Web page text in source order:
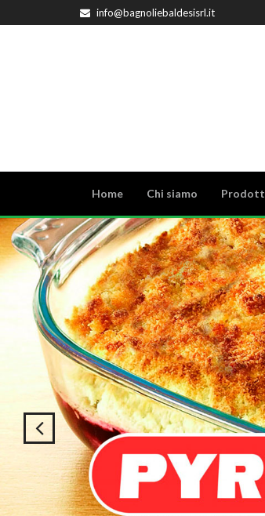
info@bagnoliebaldesisrl.it
Home Chi siamo